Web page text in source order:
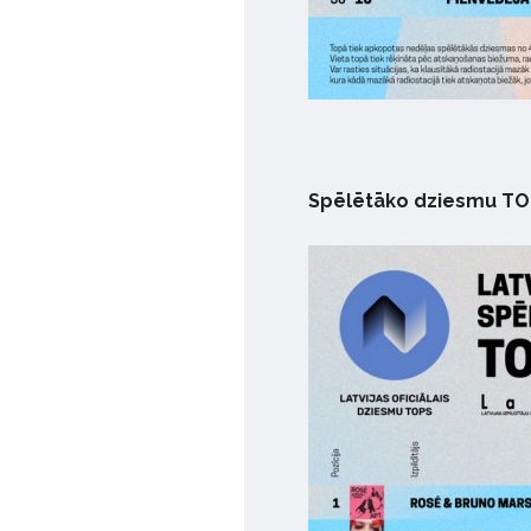
Spēlētāko dziesmu